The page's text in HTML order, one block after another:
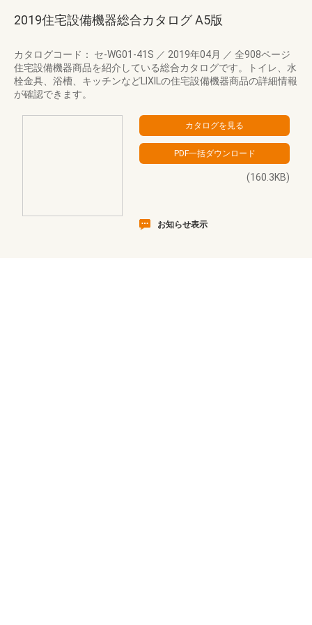
2019住宅設備機器総合カタログ A5版
カタログコード： セ-WG01-41S ／ 2019年04月 ／ 全908ページ
住宅設備機器商品を紹介している総合カタログです。トイレ、水
栓金具、浴槽、キッチンなどLIXILの住宅設備機器商品の詳細情報
が確認できます。
(160.3KB)
お知らせ表示